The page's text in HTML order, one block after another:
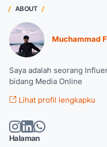
ABOUT
Muchammad
Saya adalah seorang
bidang Media Online
Lihat profil lengkapku
Halaman